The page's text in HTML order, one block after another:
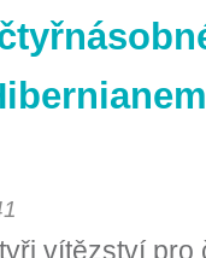
vítězství pro